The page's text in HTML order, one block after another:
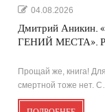
04.08.2026
Дмитрий Аникин.
ГЕНИЙ МЕСТА».
Прощай же, книга!
смертной тоже нет.